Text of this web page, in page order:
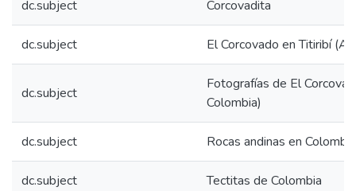
dc.subject Corcovadita
dc.subject El Corcovado en Titiribí
dc.subject
Fotografías de El
Colombia)
dc.subject Rocas andinas en Colombia
dc.subject Tectitas de Colombia